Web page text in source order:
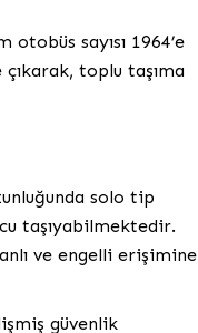
sayısı 1964’e
çıkarak, toplu taşıma
solo tip
taşıyabilmektedir.
ve engelli erişimine
güvenlik